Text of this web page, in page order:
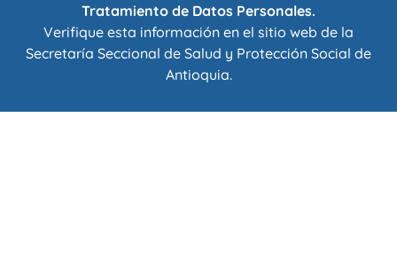
Tratamiento de Datos Personales.
Verifique esta información en el sitio web de la
Secretaría Seccional de Salud y Protección Social de
Antioquia.